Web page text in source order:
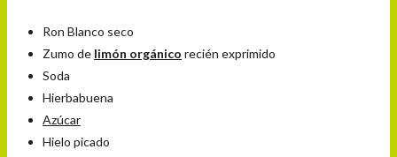
Ron Blanco seco
Zumo de limón orgánico recién exprimido
Soda
Hierbabuena
Azúcar
Hielo picado